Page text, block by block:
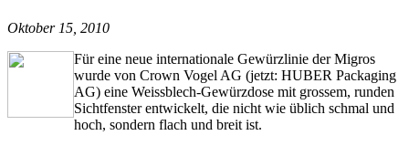
Oktober 15, 2010
Für eine neue internationale Gewürzlinie der Migros
wurde von Crown Vogel AG (jetzt: HUBER Packaging
AG) eine Weissblech-Gewürzdose mit grossem, runden
Sichtfenster entwickelt, die nicht wie üblich schmal und
hoch, sondern flach und breit ist.